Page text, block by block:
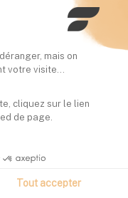
mais on
votre visite...
cliquez sur le lien
de page.
Tout accepter
placés par
placés par